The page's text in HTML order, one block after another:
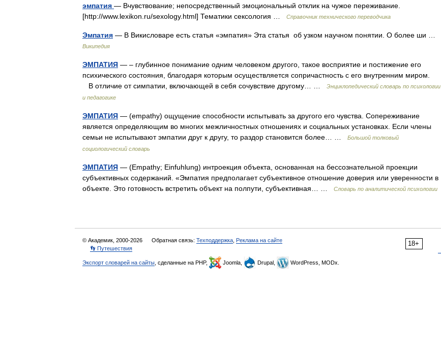
эмпатия — Вчувствование; непосредственный эмоциональный отклик на чужое переживание.
[http://www.lexikon.ru/sexology.html] Тематики сексология …
Справочник технического переводчика
Эмпатия — В Викисловаре есть статья «эмпатия» Эта статья об узком научном понятии. О более ши …
Википедия
ЭМПАТИЯ — – глубинное понимание одним человеком другого, такое восприятие и постижение его
психического состояния, благодаря которым осуществляется сопричастность с его внутренним миром.
В отличие от симпатии, включающей в себя сочувствие другому… …
Энциклопедический словарь по психологии
и педагогике
ЭМПАТИЯ — (empathy) ощущение способности испытывать за другого его чувства. Сопереживание
является определяющим во многих межличностных отношениях и социальных установках. Если члены
семьи не испытывают эмпатии друг к другу, то раздор становится более… …
Большой толковый
социологический словарь
ЭМПАТИЯ — (Empathy; Einfuhlung) интроекция объекта, основанная на бессознательной проекции
субъективных содержаний. «Эмпатия предполагает субъективное отношение доверия или уверенности в
объекте. Это готовность встретить объект на полпути, субъективная… …
Словарь по аналитической психологии
18+
© Академик, 2000-2026 Обратная связь: Техподдержка Реклама на сайте
👣 Путешествия
Экспорт словарей на сайты , сделанные на PHP, Joomla, Drupal, WordPress, MODx.